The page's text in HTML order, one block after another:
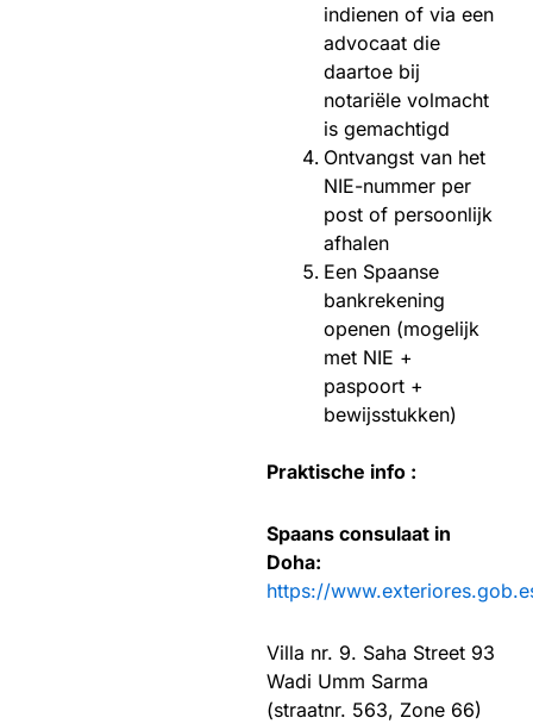
indienen of via een
advocaat die
daartoe bij
notariële volmacht
is gemachtigd
Ontvangst van het
NIE-nummer per
post of persoonlijk
afhalen
Een Spaanse
bankrekening
openen (mogelijk
met NIE +
paspoort +
bewijsstukken)
Praktische info :
Spaans consulaat in
Doha:
https://
Villa nr. 9. Saha Street 93
Wadi Umm Sarma
(straatnr. 563, Zone 66)